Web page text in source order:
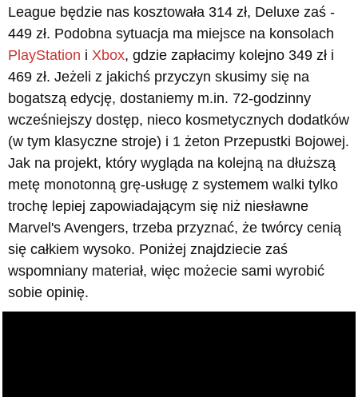
League będzie nas kosztowała 314 zł, Deluxe zaś -
449 zł. Podobna sytuacja ma miejsce na konsolach
PlayStation i Xbox, gdzie zapłacimy kolejno 349 zł i
469 zł. Jeżeli z jakichś przyczyn skusimy się na
bogatszą edycję, dostaniemy m.in. 72-godzinny
wcześniejszy dostęp, nieco kosmetycznych dodatków
(w tym klasyczne stroje) i 1 żeton Przepustki Bojowej.
Jak na projekt, który wygląda na kolejną na dłuższą
metę monotonną grę-usługę z systemem walki tylko
trochę lepiej zapowiadającym się niż niesławne
Marvel's Avengers, trzeba przyznać, że twórcy cenią
się całkiem wysoko. Poniżej znajdziecie zaś
wspomniany materiał, więc możecie sami wyrobić
sobie opinię.